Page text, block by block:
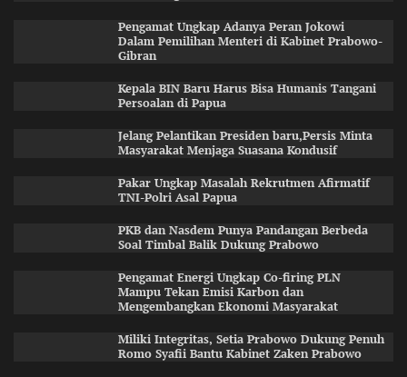
Pengamat Ungkap Adanya Peran Jokowi
Dalam Pemilihan Menteri di Kabinet Prabowo-
Gibran
Kepala BIN Baru Harus Bisa Humanis Tangani
Persoalan di Papua
Jelang Pelantikan Presiden baru,Persis Minta
Masyarakat Menjaga Suasana Kondusif
Pakar Ungkap Masalah Rekrutmen Afirmatif
TNI-Polri Asal Papua
PKB dan Nasdem Punya Pandangan Berbeda
Soal Timbal Balik Dukung Prabowo
Pengamat Energi Ungkap Co-firing PLN
Mampu Tekan Emisi Karbon dan
Mengembangkan Ekonomi Masyarakat
Miliki Integritas, Setia Prabowo Dukung Penuh
Romo Syafii Bantu Kabinet Zaken Prabowo